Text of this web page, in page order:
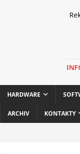
HARDWARE
ARCHIV KONTAKTY